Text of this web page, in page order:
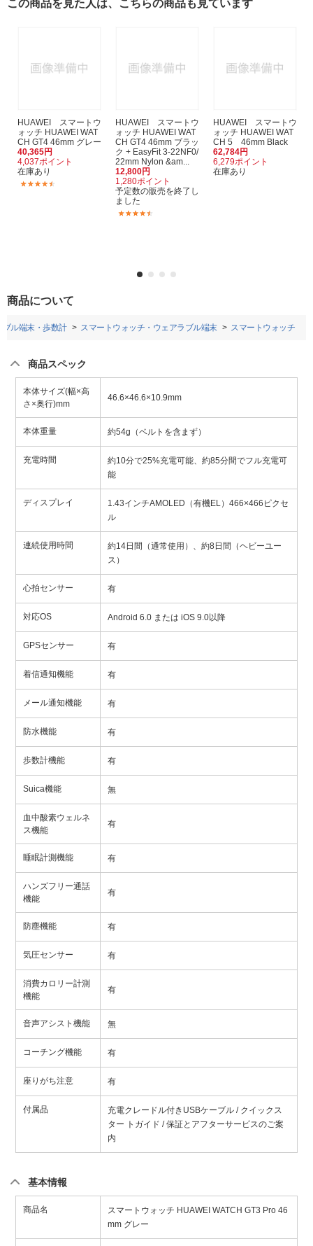
この商品を見た人は、こちらの商品も見ています
HUAWEI スマートウ
ォッチ HUAWEI WAT
CH GT4 46mm グレー
40,365円
4,037ポイント
在庫あり
HUAWEI スマートウ
ォッチ HUAWEI WAT
CH GT4 46mm ブラッ
ク + EasyFit 3-22NF0/
22mm Nylon &am...
12,800円
1,280ポイント
予定数の販売を終了し
ました
HUAWEI スマートウ
ォッチ HUAWEI WAT
CH 5 46mm Black
62,784円
6,279ポイント
在庫あり
商品について
ル端末・歩数計 スマートウォッチ・ウェアラブル端末 スマートウォッチ
商品スペック
本体サイズ(幅×高
さ×奥行)mm
46.6×46.6×10.9mm
本体重量 約54g（ベルトを含まず）
充電時間
約10分で25%充電可能、約85分間でフル充電可
能
ディスプレイ
1.43インチAMOLED（有機EL）466×466ピクセ
ル
連続使用時間
約14日間（通常使用）、約8日間（ヘビーユー
ス）
心拍センサー 有
対応OS Android 6.0 または iOS 9.0以降
GPSセンサー 有
着信通知機能 有
メール通知機能 有
防水機能 有
歩数計機能 有
Suica機能 無
血中酸素ウェルネ
ス機能
有
睡眠計測機能 有
ハンズフリー通話
機能
有
防塵機能 有
気圧センサー 有
消費カロリー計測
機能
有
音声アシスト機能 無
コーチング機能 有
座りがち注意 有
付属品
充電クレードル付きUSBケーブル / クイックス
ター トガイド / 保証とアフターサービスのご案
内
基本情報
商品名
スマートウォッチ HUAWEI WATCH GT3 Pro 46
mm グレー